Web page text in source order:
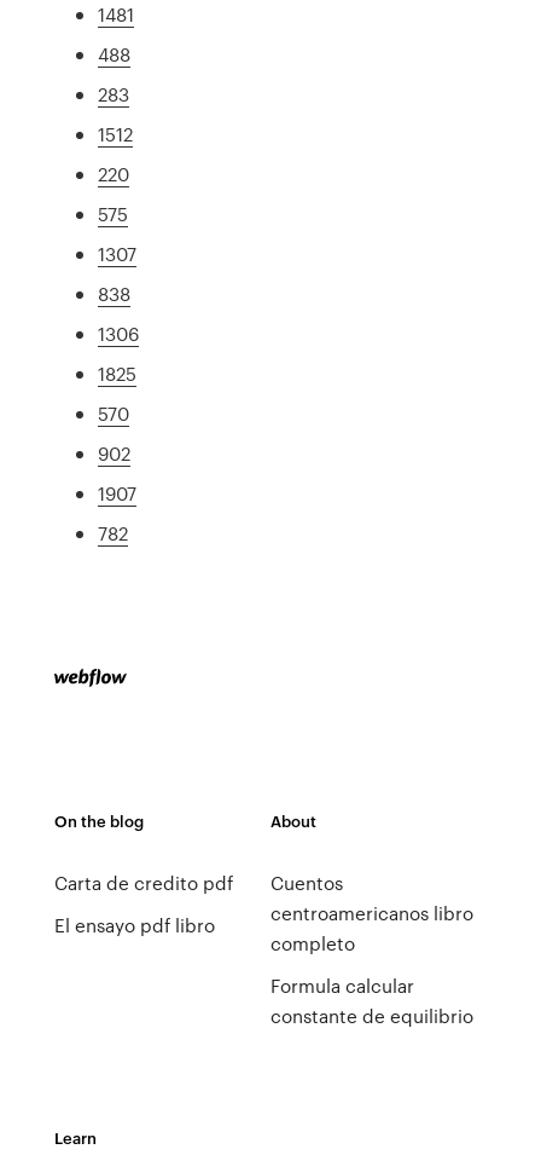
1481
488
283
1512
220
575
1307
838
1306
1825
570
902
1907
782
On the blog
Carta de credito pdf
El ensayo pdf libro
About
Cuentos
centroamericanos libro
completo
Formula calcular
constante de equilibrio
Learn